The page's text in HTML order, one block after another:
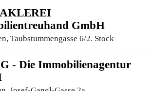
GmbH
Taubstummengasse 6/2. Stock
- Die Immobilienagentur